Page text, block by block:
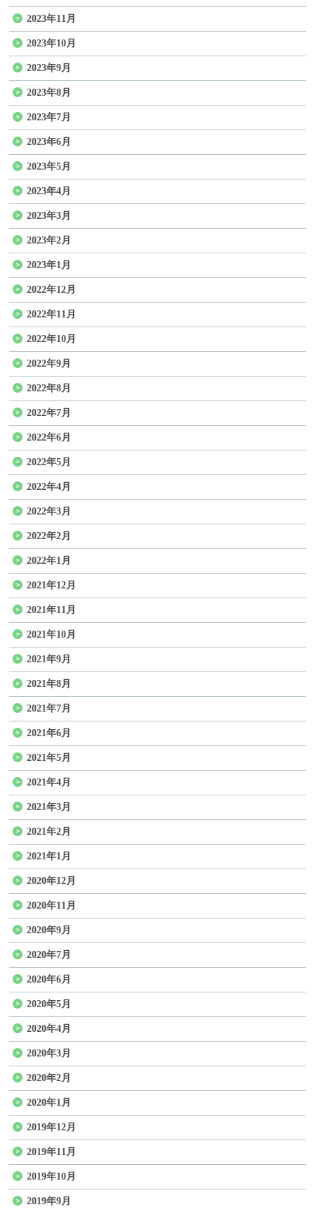
2023年11月
2023年10月
2023年9月
2023年8月
2023年7月
2023年6月
2023年5月
2023年4月
2023年3月
2023年2月
2023年1月
2022年12月
2022年11月
2022年10月
2022年9月
2022年8月
2022年7月
2022年6月
2022年5月
2022年4月
2022年3月
2022年2月
2022年1月
2021年12月
2021年11月
2021年10月
2021年9月
2021年8月
2021年7月
2021年6月
2021年5月
2021年4月
2021年3月
2021年2月
2021年1月
2020年12月
2020年11月
2020年9月
2020年7月
2020年6月
2020年5月
2020年4月
2020年3月
2020年2月
2020年1月
2019年12月
2019年11月
2019年10月
2019年9月